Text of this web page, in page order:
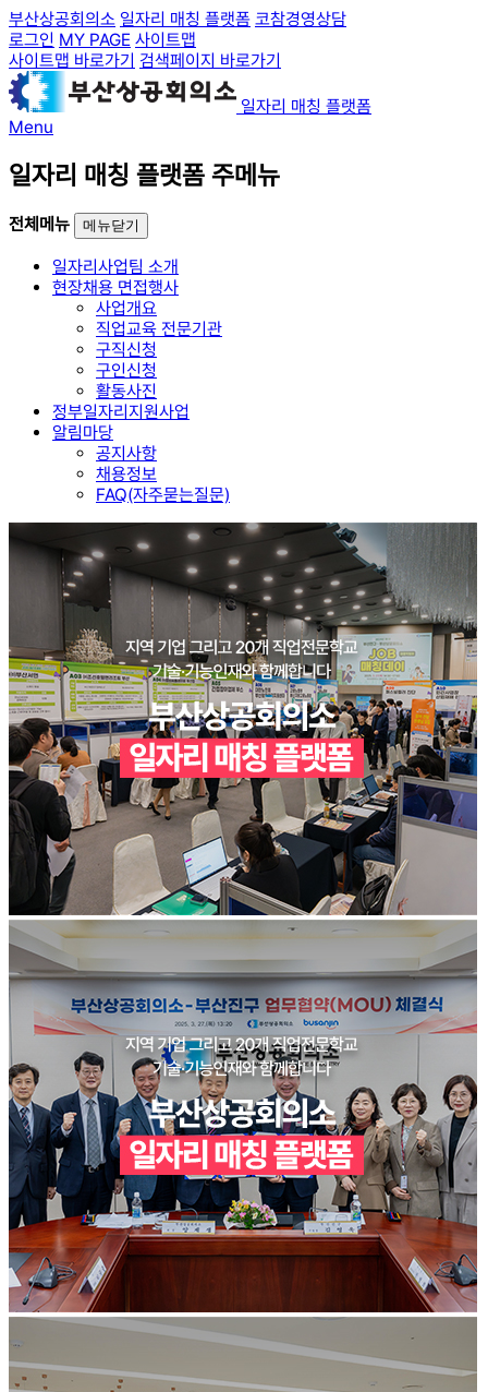
부산상공회의소 일자리 매칭 플랫폼 코참경영상담
로그인 MY PAGE 사이트맵
사이트맵 바로가기 검색페이지 바로가기
일자리 매칭 플랫폼
Menu
일자리 매칭 플랫폼 주메뉴
전체메뉴 메뉴닫기
일자리사업팀 소개
현장채용 면접행사
사업개요
직업교육 전문기관
구직신청
구인신청
활동사진
정부일자리지원사업
알림마당
공지사항
채용정보
FAQ(자주묻는질문)